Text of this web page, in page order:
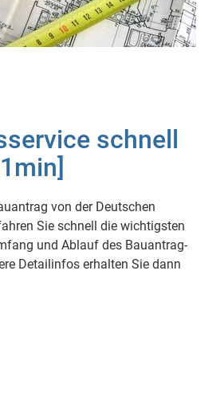
schnell
von der Deutschen
Sie schnell die wichtigsten
und Ablauf des Bauantrag-
Detailinfos erhalten Sie dann